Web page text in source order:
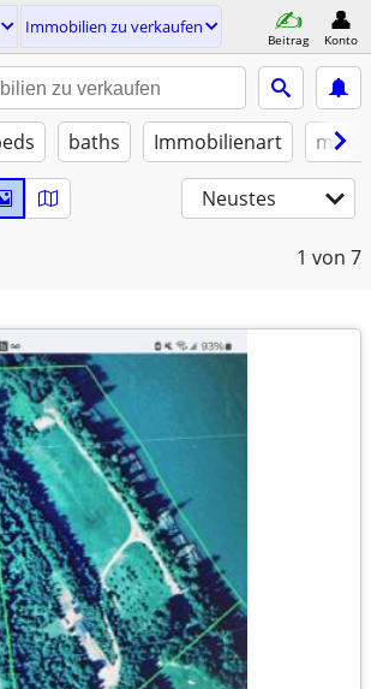
Immobilien zu verkaufen
Beitrag Konto
baths Immobilienart
Neustes
1 von 7